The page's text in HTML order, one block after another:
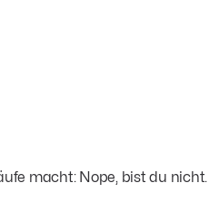
macht: Nope, bist du nicht.